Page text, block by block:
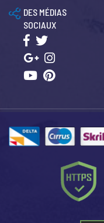
DES MÉDIAS
SOCIAUX